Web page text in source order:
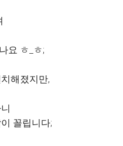
요 ㅎ_ㅎ;
해졌지만,
꼴립니다;